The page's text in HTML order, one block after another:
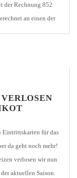
der Rechnung 852
an einen der
Eintrittskarten für das
da geht noch mehr!
verlosen wir nun
aktuellen Saison.